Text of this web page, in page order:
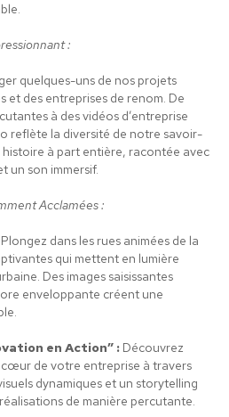
:
quelques-uns de nos projets
et des entreprises de renom. De
à des vidéos d’entreprise
reflète la diversité de notre savoir-
à part entière, racontée avec
un son immersif.
Acclamées :
Plongez dans les rues animées de la
qui mettent en lumière
Des images saisissantes
enveloppante créent une
en Action” : Découvrez
cœur de votre entreprise à travers
dynamiques et un storytelling
de manière percutante.